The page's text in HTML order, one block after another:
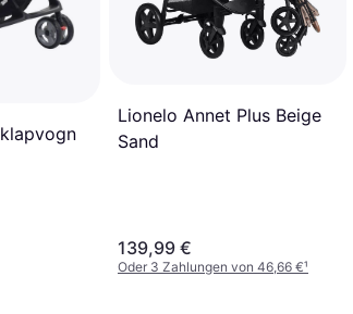
Lionelo Annet Plus Beige
Sand
139,99 €
Oder 3 Zahlungen von 46,66 €¹